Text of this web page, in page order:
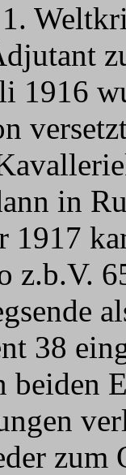
1916
in
1917
z.b.V.
38
beiden
zum